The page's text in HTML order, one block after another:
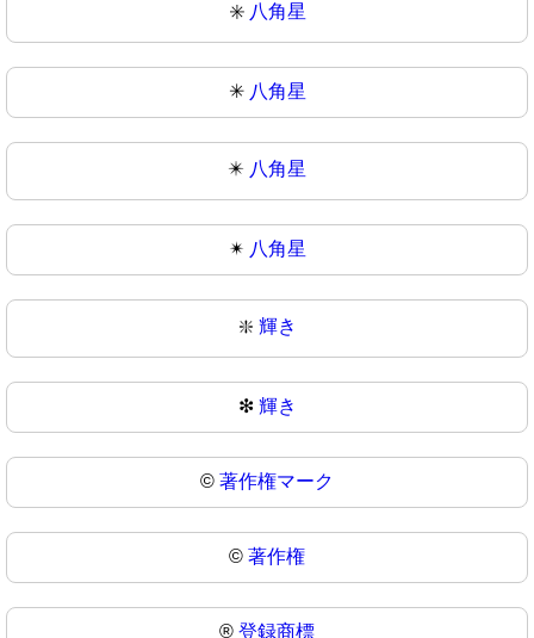
✳️ 八角星
✳ 八角星
✴️ 八角星
✴ 八角星
❇️ 輝き
❇ 輝き
©️ 著作権マーク
© 著作権
®️ 登録商標